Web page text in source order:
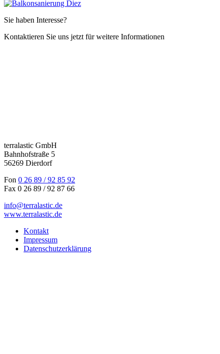
Sie haben Interesse?
Kontaktieren Sie uns jetzt für weitere Informationen
terralastic GmbH
Bahnhofstraße 5
56269 Dierdorf
Fon 0 26 89 / 92 85 92
Fax 0 26 89 / 92 87 66
info@terralastic.de
www.terralastic.de
Kontakt
Impressum
Datenschutzerklärung